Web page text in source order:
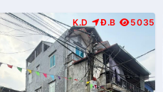
K.D Đ.B 5035